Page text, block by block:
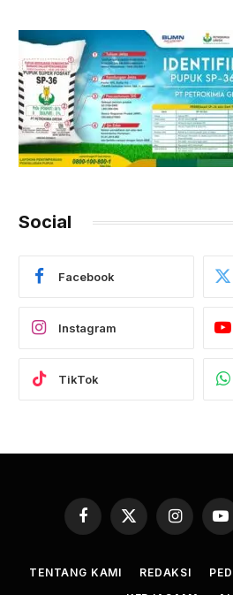
Social
Facebook
Instagram
TikTok
Facebook
X
Instagram
TENTANG KAMI REDAKSI